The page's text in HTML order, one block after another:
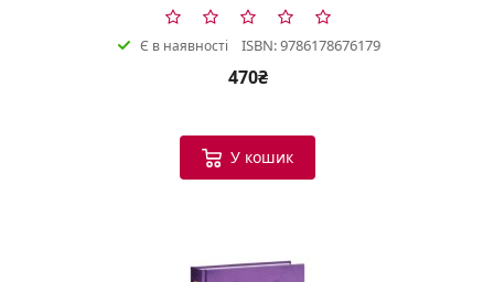
Є в наявності ISBN: 9786178676179
470₴
У кошик